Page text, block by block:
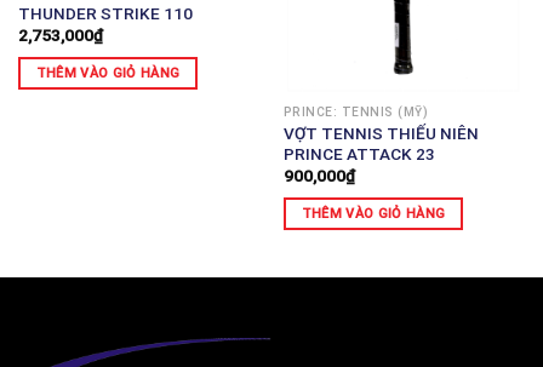
THUNDER STRIKE 110
2,753,000₫
THÊM VÀO GIỎ HÀNG
PRINCE: TENNIS (MỸ)
VỢT TENNIS THIẾU NIÊN
PRINCE ATTACK 23
900,000₫
THÊM VÀO GIỎ HÀNG